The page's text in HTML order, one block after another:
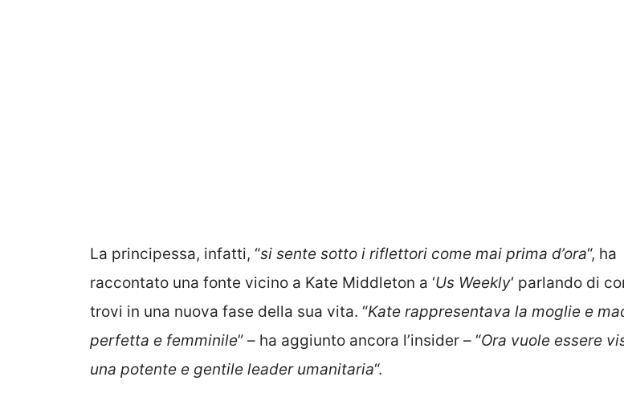
La principessa, infatti, “si sente sotto i riflettori come mai prima d’ora“, ha
raccontato una fonte vicino a Kate Middleton a ‘Us Weekly‘ parlando di
trovi in una nuova fase della sua vita. “Kate rappresentava la moglie e
perfetta e femminile” – ha aggiunto ancora l’insider – “Ora vuole essere
una potente e gentile leader umanitaria“.